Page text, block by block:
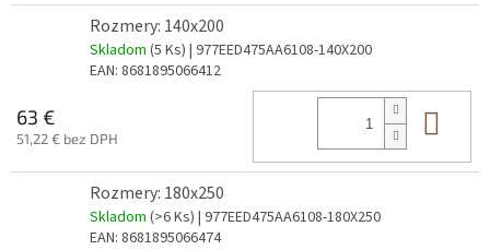
Rozmery: 140x200
Skladom (5 Ks) | 977EED475AA6108-140X200
EAN: 8681895066412
63 €
51,22 € bez DPH
Rozmery: 180x250
Skladom (>6 Ks) | 977EED475AA6108-180X250
EAN: 8681895066474